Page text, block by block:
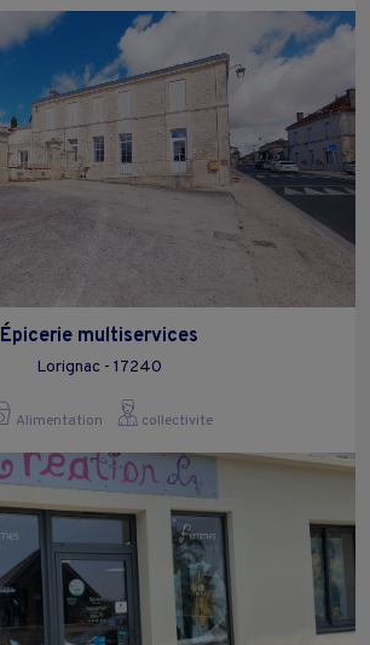
Épicerie multiservices
Lorignac - 17240
Alimentation collectivite